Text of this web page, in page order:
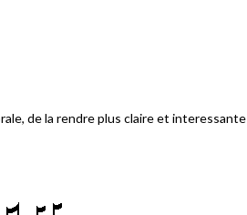
de la rendre plus claire et interessante